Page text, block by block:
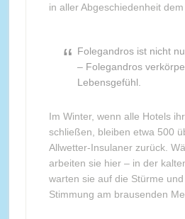
in aller Abgeschiedenheit
Folegandros ist nicht
– Folegandros
Lebensgefühl.
Im Winter, wenn alle Hotels
schließen, bleiben etwa 500
Allwetter-Insulaner zurück.
arbeiten sie hier – in der
warten sie auf die Stürme
Stimmung am brausenden